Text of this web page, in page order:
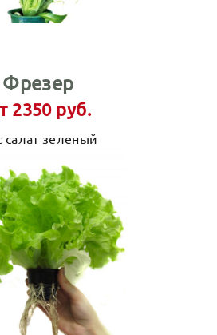
Фрезер
2350 руб.
салат зеленый